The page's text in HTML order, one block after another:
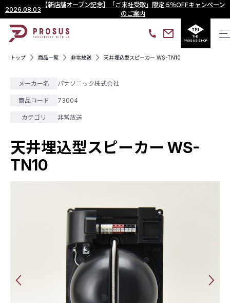
2026.08.03
【新店舗オープン記念】「ご来社受取」限定 5％OFFキャンペーン
のご案内
THE
PROSUS SHOP
トップ 商品一覧 非常放送 天井埋込型スピーカー WS-TN10
メーカー名 パナソニック株式会社
商品コード 73004
カテゴリ 非常放送
天井埋込型スピーカー WS-
TN10